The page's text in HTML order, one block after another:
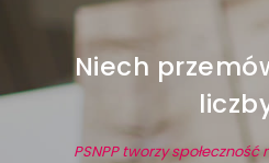
Niech
PSNPP tworzy